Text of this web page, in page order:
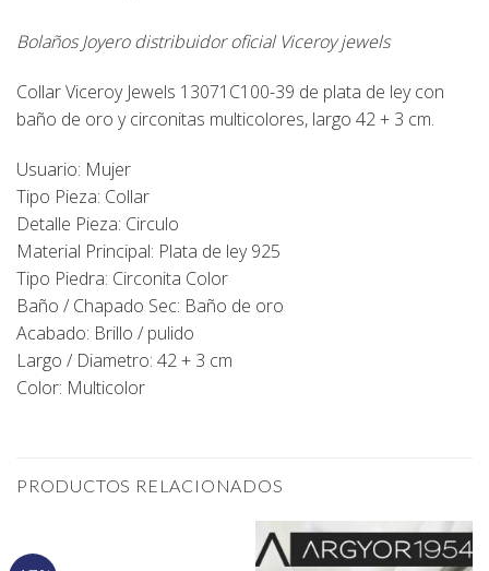
Bolaños Joyero distribuidor oficial Viceroy jewels
Collar Viceroy Jewels 13071C100-39 de plata de ley con
baño de oro y circonitas multicolores, largo 42 + 3 cm.
Usuario: Mujer
Tipo Pieza: Collar
Detalle Pieza: Circulo
Material Principal: Plata de ley 925
Tipo Piedra: Circonita Color
Baño / Chapado Sec: Baño de oro
Acabado: Brillo / pulido
Largo / Diametro: 42 + 3 cm
Color: Multicolor
PRODUCTOS RELACIONADOS